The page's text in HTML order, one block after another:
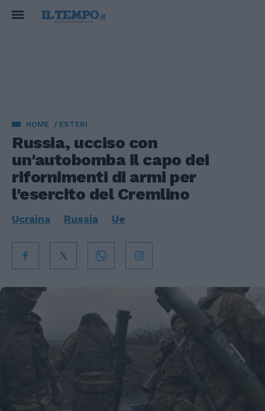
HOME ESTERI
Russia, ucciso con
un'autobomba il capo dei
rifornimenti di armi per
l'esercito del Cremlino
Ucraina Russia Ue